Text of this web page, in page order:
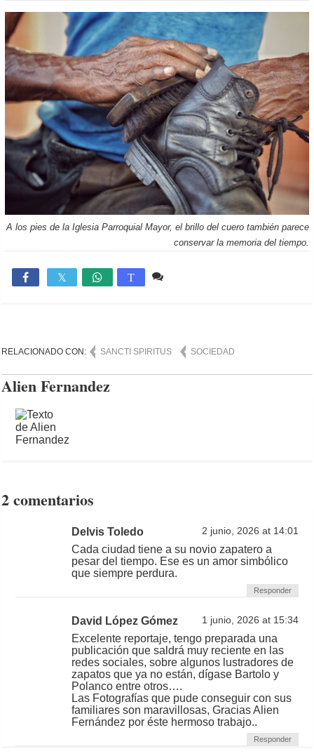
A los pies de la Iglesia Parroquial Mayor, el brillo del cuero también parece
conservar la memoria del tiempo.
 T
RELACIONADO CON: SANCTI SPIRITUS SOCIEDAD
Alien Fernandez
2 comentarios
Delvis Toledo 2 junio, 2026 at 14:01
Cada ciudad tiene a su novio zapatero a
pesar del tiempo. Ese es un amor simbólico
que siempre perdura.
Responder
David López Gómez 1 junio, 2026 at 15:34
Excelente reportaje, tengo preparada una
publicación que saldrá muy reciente en las
redes sociales, sobre algunos lustradores de
zapatos que ya no están, dígase Bartolo y
Polanco entre otros….
Las Fotografías que pude conseguir con sus
familiares son maravillosas, Gracias Alien
Fernández por éste hermoso trabajo..
Responder